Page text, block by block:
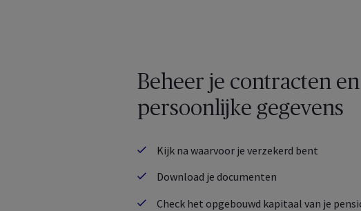
Beheer je contracten en
persoonlijke gegevens
Kijk na waarvoor je verzekerd bent
Download je documenten
Check het opgebouwd kapitaal van je